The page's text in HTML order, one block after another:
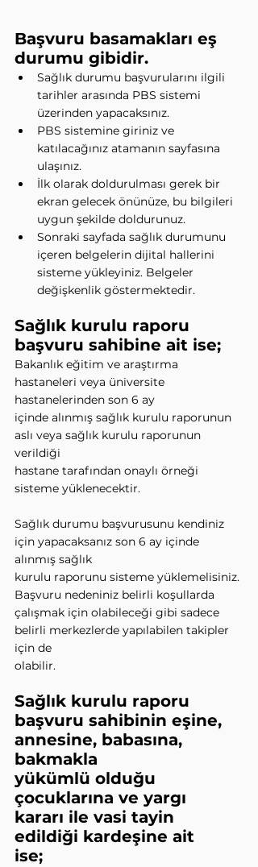
Başvuru basamakları eş
durumu gibidir.
Sağlık durumu başvurularını ilgili
tarihler arasında PBS sistemi
üzerinden yapacaksınız.
PBS sistemine giriniz ve
katılacağınız atamanın sayfasına
ulaşınız.
İlk olarak doldurulması gerek bir
ekran gelecek önünüze, bu bilgileri
uygun şekilde doldurunuz.
Sonraki sayfada sağlık durumunu
içeren belgelerin dijital hallerini
sisteme yükleyiniz. Belgeler
değişkenlik göstermektedir.
Sağlık kurulu raporu
başvuru sahibine ait ise;
Bakanlık eğitim ve araştırma
hastaneleri veya üniversite
hastanelerinden son 6 ay
içinde alınmış sağlık kurulu raporunun
aslı veya sağlık kurulu raporunun
verildiği
hastane tarafından onaylı örneği
sisteme yüklenecektir.
Sağlık durumu başvurusunu kendiniz
için yapacaksanız son 6 ay içinde
alınmış sağlık
kurulu raporunu sisteme yüklemelisiniz.
Başvuru nedeniniz belirli koşullarda
çalışmak için olabileceği gibi sadece
belirli merkezlerde yapılabilen takipler
için de
olabilir.
Sağlık kurulu raporu
başvuru sahibinin eşine,
annesine, babasına,
bakmakla
yükümlü olduğu
çocuklarına ve yargı
kararı ile vasi tayin
edildiği kardeşine ait
ise;